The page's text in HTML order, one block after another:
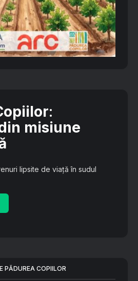
:
misiune
lipsite de viață în sudul
PĂDUREA COPIILOR